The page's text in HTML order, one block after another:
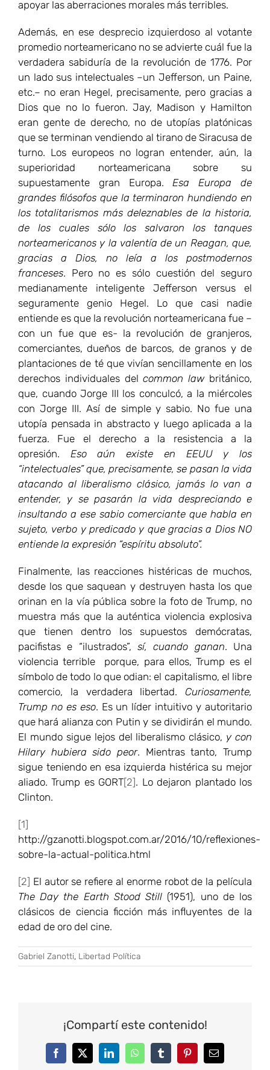
apoyar las aberraciones morales más terribles.
Además, en ese desprecio izquierdoso al votante
promedio norteamericano no se advierte cuál fue la
verdadera sabiduría de la revolución de 1776. Por
un lado sus intelectuales –un Jefferson, un Paine,
etc.– no eran Hegel, precisamente, pero gracias a
Dios que no lo fueron. Jay, Madison y Hamilton
eran gente de derecho, no de utopías platónicas
que se terminan vendiendo al tirano de Siracusa de
turno. Los europeos no logran entender, aún, la
superioridad norteamericana sobre su
supuestamente gran Europa.Esa Europa de
grandes filósofos que la terminaron hundiendo en
los totalitarismos más deleznables de la historia,
de los cuales sólo los salvaron los tanques
norteamericanos y la valentía de un Reagan, que,
gracias a Dios, no leía a los postmodernos
franceses. Pero no es sólo cuestión del seguro
medianamente inteligente Jefferson versus el
seguramente genio Hegel. Lo que casi nadie
entiende es que la revolución norteamericana fue –
con un fue que es- la revolución de granjeros,
comerciantes, dueños de barcos, de granos y de
plantaciones de té que vivían sencillamente en los
derechos individuales delcommon lawbritánico,
que, cuando Jorge III los conculcó, a la miércoles
con Jorge III. Así de simple y sabio. No fue una
utopía pensada in abstracto y luego aplicada a la
fuerza. Fue el derecho a la resistencia a la
opresión. Eso aún existe en EEUU y los
“intelectuales” que, precisamente, se pasan la vida
atacando al liberalismo clásico, jamás lo van a
entender, y se pasarán la vida despreciando e
insultando a ese sabio comerciante que habla en
sujeto, verbo y predicado y que gracias a Dios NO
entiende la expresión “espíritu absoluto”.
Finalmente, las reacciones histéricas de muchos,
desde los que saquean y destruyen hasta los que
orinan en la vía pública sobre la foto de Trump, no
muestra más que la auténtica violencia explosiva
que tienen dentro los supuestos demócratas,
pacifistas e “ilustrados”, sí, cuando ganan. Una
violencia terrible porque, para ellos, Trump es el
símbolo de todo lo que odian: el capitalismo, el libre
comercio, la verdadera libertad. Curiosamente,
Trump no es eso. Es un líder intuitivo y autoritario
que hará alianza con Putin y se dividirán el mundo.
El mundo sigue lejos del liberalismo clásico, y con
Hilary hubiera sido peor. Mientras tanto, Trump
sigue teniendo en esa izquierda histérica su mejor
aliado. Trump es GORT[2]. Lo dejaron plantado los
Clinton.
[1]
http://gzanotti.blogspot.com.ar/2016/10/reflexiones-
sobre-la-actual-politica.html
[2] El autor se refiere al enorme robot de la película
The Day the Earth Stood Still (1951), uno de los
clásicos de ciencia ficción más influyentes de la
edad de oro del cine.
Gabriel Zanotti, Libertad Política
¡Compartí este contenido!
FacebookTwitterLinkedInWhatsAppTumblrPinterestCorreo